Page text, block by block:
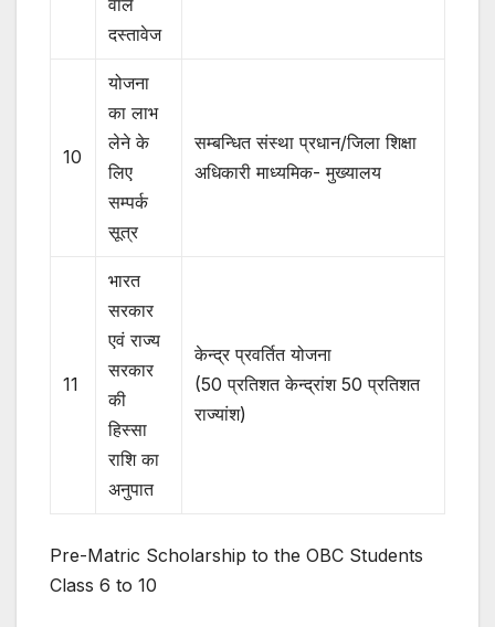
वाले
दस्तावेज
10
योजना
का लाभ
लेने के
लिए
सम्पर्क
सूत्र
सम्बन्धित संस्था प्रधान/जिला शिक्षा
अधिकारी माध्यमिक- मुख्यालय
11
भारत
सरकार
एवं राज्य
सरकार
की
हिस्सा
राशि का
अनुपात
केन्द्र प्रवर्तित योजना
(50 प्रतिशत केन्द्रांश 50 प्रतिशत
राज्यांश)
Pre-Matric Scholarship to the OBC Students
Class 6 to 10